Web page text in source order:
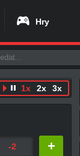
Hry
1x 2x 3x
-2 +